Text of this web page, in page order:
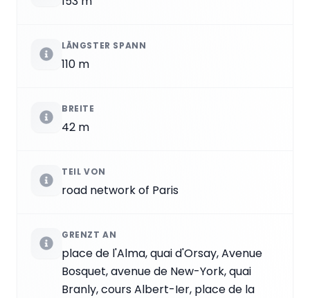
LÄNGSTER SPANN
110 m
BREITE
42 m
TEIL VON
road network of Paris
GRENZT AN
place de l'Alma, quai d'Orsay, Avenue
Bosquet, avenue de New-York, quai
Branly, cours Albert-Ier, place de la